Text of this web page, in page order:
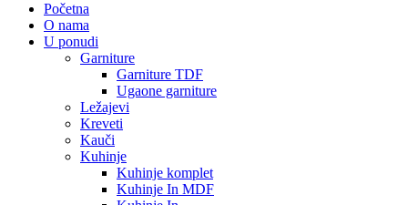
Početna
O nama
U ponudi
Garniture
Garniture TDF
Ugaone garniture
Ležajevi
Kreveti
Kauči
Kuhinje
Kuhinje komplet
Kuhinje In MDF